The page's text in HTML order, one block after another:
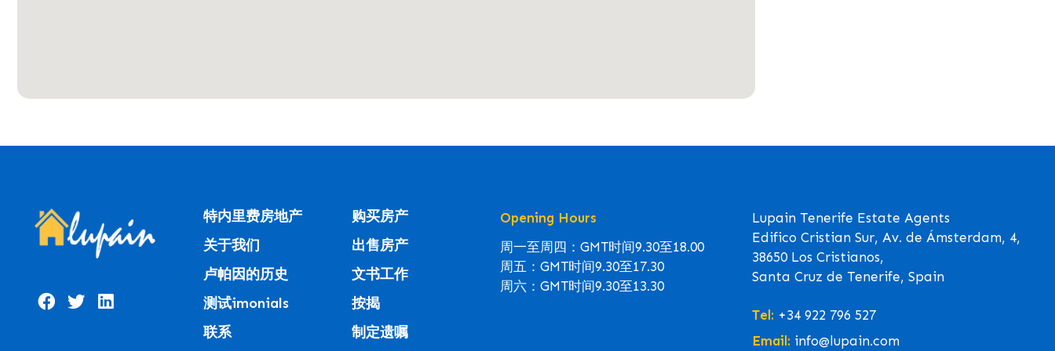
特内里费房地产
关于我们
卢帕因的历史
测试imonials
联系
购买房产
出售房产
文书工作
按揭
制定遗嘱
Opening Hours
周一至周四：GMT时间9.30至18.00
周五：GMT时间9.30至17.30
周六：GMT时间9.30至13.30
Lupain Tenerife Estate Agents
Edifico Cristian Sur, Av. de Ámsterdam, 4,
38650 Los Cristianos,
Santa Cruz de Tenerife, Spain
Tel: +34 922 796 527
Email: info@lupain.com